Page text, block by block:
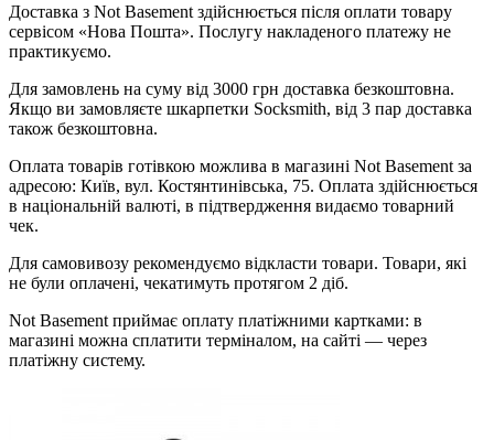
Доставка з Not Basement здійснюється після оплати товару
сервісом «Нова Пошта». Послугу накладеного платежу не
практикуємо.
Для замовлень на суму від 3000 грн доставка безкоштовна.
Якщо ви замовляєте шкарпетки Socksmith, від 3 пар доставка
також безкоштовна.
Оплата товарів готівкою можлива в магазині Not Basement за
адресою: Київ, вул. Костянтинівська, 75. Оплата здійснюється
в національній валюті, в підтвердження видаємо товарний
чек.
Для самовивозу рекомендуємо відкласти товари. Товари, які
не були оплачені, чекатимуть протягом 2 діб.
Not Basement приймає оплату платіжними картками: в
магазині можна сплатити терміналом, на сайті — через
платіжну систему.